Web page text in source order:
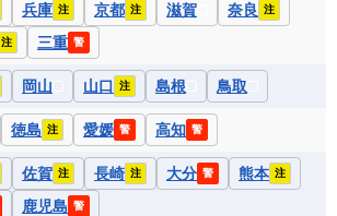
兵庫 注 京都 注 滋賀 奈良 注
注 三重 警
岡山 山口 注 島根 鳥取
徳島 注 愛媛 警 高知 警
佐賀 注 長崎 注 大分 警 熊本 注
鹿児島 警